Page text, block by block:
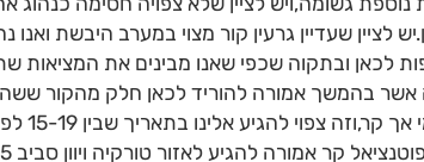
לציין שעדיין גרעין קור מצוי במערב היבשת
בהמשך אמורה להוריד לכאן חלק מהקור
צפוי להגיע אלינו בתאריך שבין 15-19 לפברואר.